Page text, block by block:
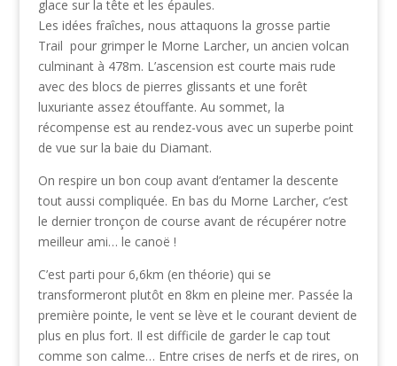
glace sur la tête et les épaules.
Les idées fraîches, nous attaquons la grosse partie
Trail pour grimper le Morne Larcher, un ancien volcan
culminant à 478m. L’ascension est courte mais rude
avec des blocs de pierres glissants et une forêt
luxuriante assez étouffante. Au sommet, la
récompense est au rendez-vous avec un superbe point
de vue sur la baie du Diamant.
On respire un bon coup avant d’entamer la descente
tout aussi compliquée. En bas du Morne Larcher, c’est
le dernier tronçon de course avant de récupérer notre
meilleur ami… le canoë !
C’est parti pour 6,6km (en théorie) qui se
transformeront plutôt en 8km en pleine mer. Passée la
première pointe, le vent se lève et le courant devient de
plus en plus fort. Il est difficile de garder le cap tout
comme son calme… Entre crises de nerfs et de rires, on